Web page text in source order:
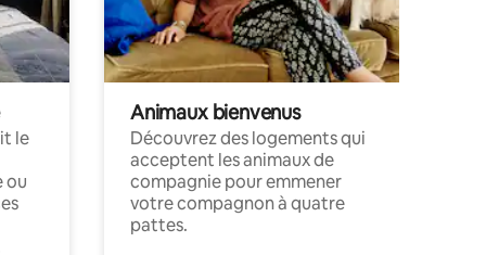
le
ou
Animaux bienvenus
Découvrez des logements qui
acceptent les animaux de
compagnie pour emmener
votre compagnon à quatre
pattes.